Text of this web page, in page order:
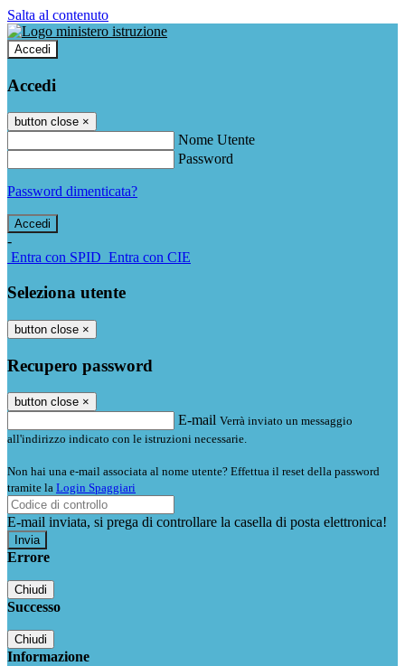
Salta al contenuto
Accedi
Accedi
button close ×
Nome Utente
Password
Password dimenticata?
-
Entra con SPID Entra con CIE
Seleziona utente
button close ×
Recupero password
button close ×
E-mail Verrà inviato un messaggio
all'indirizzo indicato con le istruzioni necessarie.
Non hai una e-mail associata al nome utente? Effettua il reset della password
tramite la Login Spaggiari
E-mail inviata, si prega di controllare la casella di posta elettronica!
Errore
Chiudi
Successo
Chiudi
Informazione